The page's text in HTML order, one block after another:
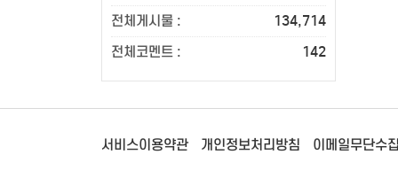
전체게시물 :
134,714
전체코멘트 :
142
서비스이용약관 개인정보처리방침 이메일무단수